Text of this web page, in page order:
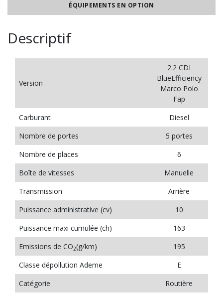
ÉQUIPEMENTS EN OPTION
Descriptif
Version
2.2 CDI
BlueEfficiency
Marco Polo
Fap
Carburant
Diesel
Nombre de portes
5 portes
Nombre de places
6
Boîte de vitesses
Manuelle
Transmission
Arrière
Puissance administrative (cv)
10
Puissance maxi cumulée (ch)
163
Emissions de CO2(g/km)
195
Classe dépollution Ademe
E
Catégorie
Routière